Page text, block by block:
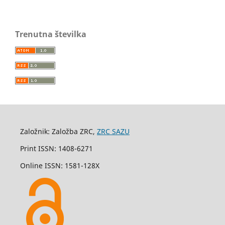
Trenutna številka
Založnik: Založba ZRC, ZRC SAZU
Print ISSN: 1408-6271
Online ISSN: 1581-128X